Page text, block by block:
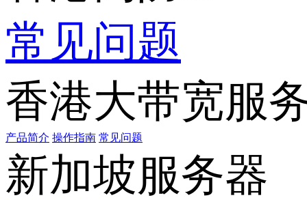
常见问题
香港大带宽服
产品简介 操作指南 常见问题
新加坡服务器